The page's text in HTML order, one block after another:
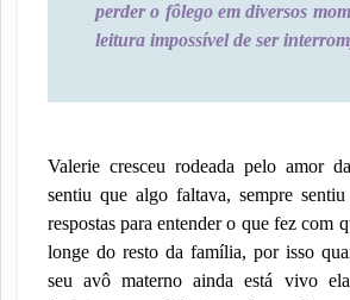
perder o fôlego em diversos
leitura impossível de ser
Valerie cresceu rodeada pelo amor
sentiu que algo faltava, sempre
respostas para entender o que fez com
longe do resto da família, por isso
seu avô materno ainda está vivo